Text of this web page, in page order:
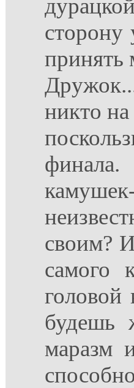
принять
никто
своим?
самого
головой
будешь
маразм